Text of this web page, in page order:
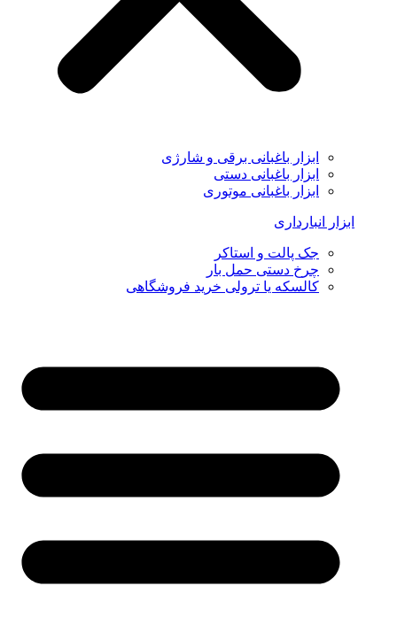
ابزار باغبانی برقی و شارژی
ابزار باغبانی دستی
ابزار باغبانی موتوری
ابزار انبارداری
جک پالت و استاکر
چرخ دستی حمل بار
کالسکه یا ترولی خرید فروشگاهی